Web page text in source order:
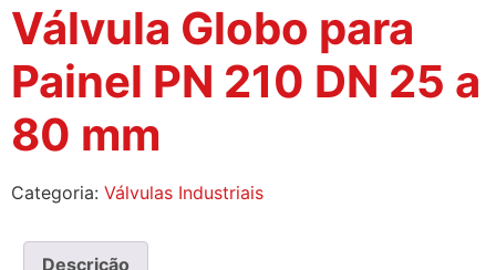
Válvula Globo para
Painel PN 210 DN 25 a
80 mm
Categoria: Válvulas Industriais
Descrição